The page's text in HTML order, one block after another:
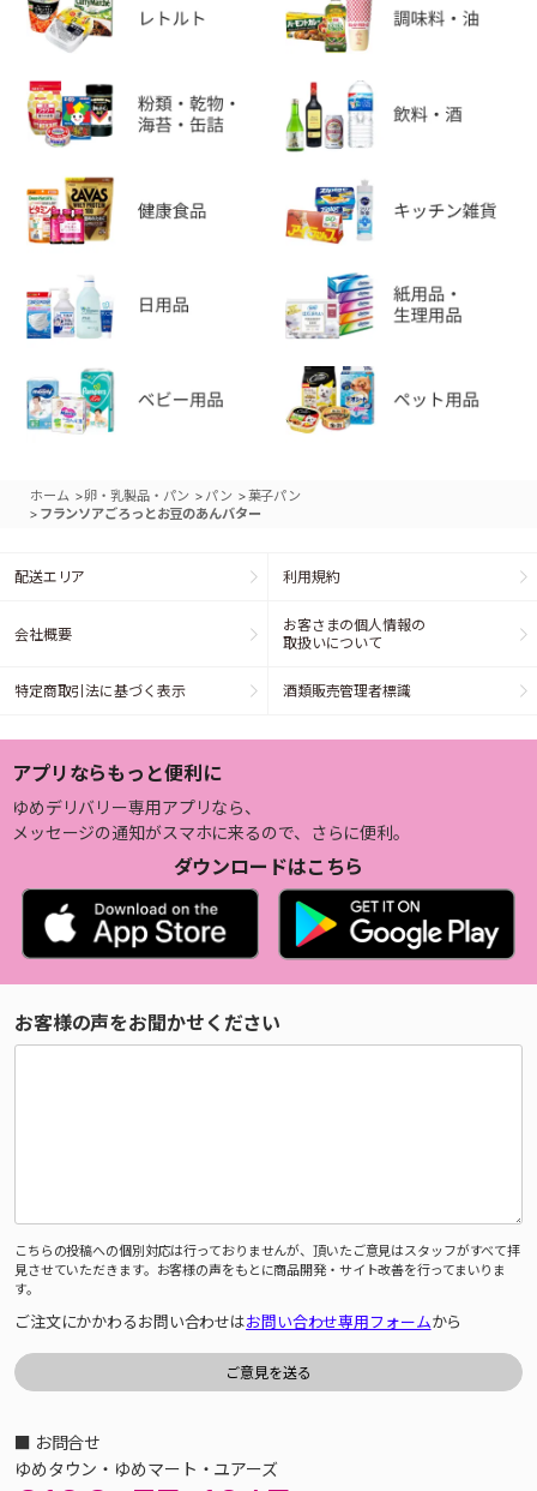
ホーム >卵・乳製品・パン > パン >菓子パン
> フランソアごろっとお豆のあんバター
配送エリア 利用規約
会社概要
お客さまの個人情報の
取扱いについて
特定商取引法に基づく表示 酒類販売管理者標識
アプリならもっと便利に
ゆめデリバリー専用アプリなら、
メッセージの通知がスマホに来るので、さらに便利。
ダウンロードはこちら
お客様の声をお聞かせください
こちらの投稿への個別対応は行っておりませんが、頂いたご意見はスタッフがすべて拝
見させていただきます。お客様の声をもとに商品開発・サイト改善を行ってまいりま
す。
ご注文にかかわるお問い合わせはお問い合わせ専用フォームから
■ お問合せ
ゆめタウン・ゆめマート・ユアーズ